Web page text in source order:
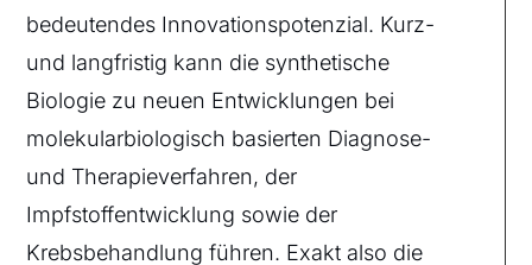
bedeutendes Innovationspotenzial. Kurz-
und langfristig kann die synthetische
Biologie zu neuen Entwicklungen bei
molekularbiologisch basierten Diagnose-
und Therapieverfahren, der
Impfstoffentwicklung sowie der
Krebsbehandlung führen. Exakt also die